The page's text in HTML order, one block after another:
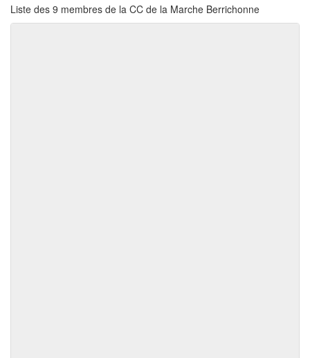
Liste des 9 membres de la CC de la Marche Berrichonne